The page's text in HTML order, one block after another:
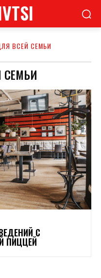
ВСЕЙ СЕМЬИ
С
ПИЦЦЕЙ